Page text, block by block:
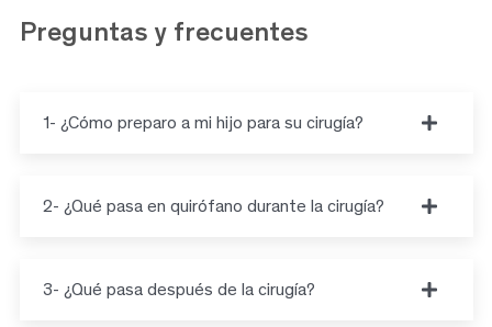
Preguntas yfrecuentes
1- ¿Cómo preparo a mi hijo para su cirugía?
2- ¿Qué pasa en quirófano durante la cirugía?
3- ¿Qué pasa después de la cirugía?